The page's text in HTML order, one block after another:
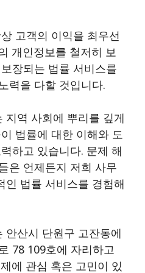
고객의 이익을 최우선
개인정보를 철저히 보
장되는 법률 서비스를
력을 다할 것입니다.
지역 사회에 뿌리를 깊게
법률에 대한 이해와 도
하고 있습니다. 문제 해
은 언제든지 저희 사무
인 법률 서비스를 경험해
안산시 단원구 고잔동에
78 109호에 자리하고
에 관심 혹은 고민이 있